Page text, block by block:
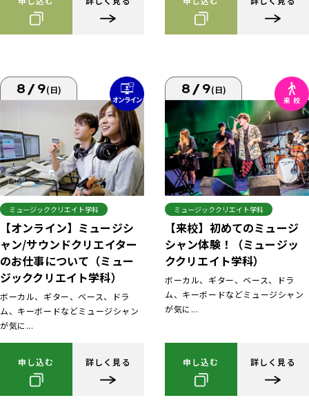
8/9(日)
ミュージッククリエイト学科
【オンライン】ミュージシ
ャン/サウンドクリエイター
のお仕事について（ミュー
ジッククリエイト学科）
ボーカル、ギター、ベース、ドラ
ム、キーボードなどミュージシャン
が気に...
申し込む 詳しく見る
8/9(日)
ミュージッククリエイト学科
【来校】初めてのミュージ
シャン体験！（ミュージッ
ククリエイト学科）
ボーカル、ギター、ベース、ドラ
ム、キーボードなどミュージシャン
が気に...
申し込む 詳しく見る